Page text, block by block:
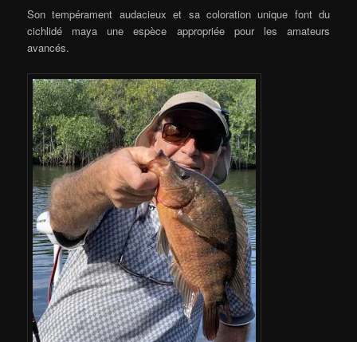
Son tempérament audacieux et sa coloration unique font du
cichlidé maya une espèce appropriée pour les amateurs
avancés.